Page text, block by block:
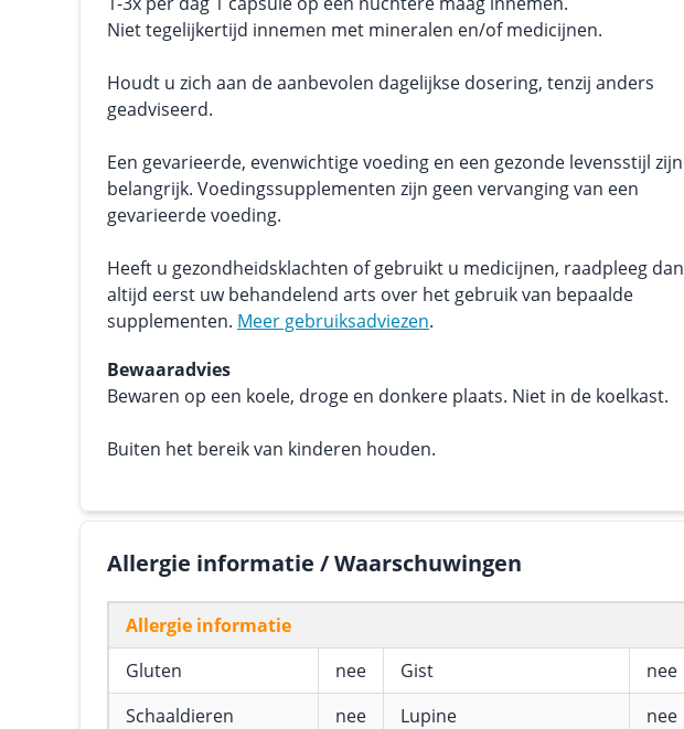
Niet tegelijkertijd innemen met mineralen en/of medicijnen.
Houdt u zich aan de aanbevolen dagelijkse dosering, tenzij anders
geadviseerd.
Een gevarieerde, evenwichtige voeding en een gezonde levensstijl zijn
belangrijk. Voedingssupplementen zijn geen vervanging van een
gevarieerde voeding.
Heeft u gezondheidsklachten of gebruikt u medicijnen, raadpleeg dan
altijd eerst uw behandelend arts over het gebruik van bepaalde
supplementen. Meer gebruiksadviezen.
Bewaaradvies
Bewaren op een koele, droge en donkere plaats. Niet in de koelkast.
Buiten het bereik van kinderen houden.
Allergie informatie / Waarschuwingen
Allergie informatie
Gluten
nee Gist
nee
Schaaldieren
nee Lupine
nee